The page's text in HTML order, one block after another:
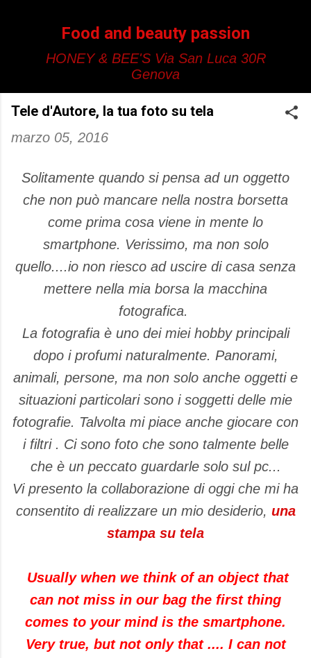
Food and beauty passion
HONEY & BEE'S Via San Luca 30R
Genova
Tele d'Autore, la tua foto su tela
marzo 05, 2016
Solitamente quando si pensa ad un oggetto
che non può mancare nella nostra borsetta
come prima cosa viene in mente lo
smartphone. Verissimo, ma non solo
quello....io non riesco ad uscire di casa senza
mettere nella mia borsa la macchina
fotografica.
La fotografia è uno dei miei hobby principali
dopo i profumi naturalmente. Panorami,
animali, persone, ma non solo anche oggetti e
situazioni particolari sono i soggetti delle mie
fotografie. Talvolta mi piace anche giocare con
i filtri . Ci sono foto che sono talmente belle
che è un peccato guardarle solo sul pc...
Vi presento la collaborazione di oggi che mi ha
consentito di realizzare un mio desiderio, una
stampa su tela
Usually when we think of an object that
can not miss in our bag the first thing
comes to your mind is the smartphone.
Very true, but not only that .... I can not